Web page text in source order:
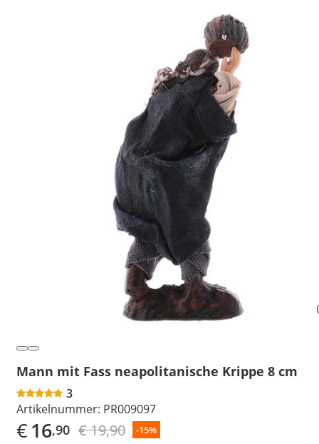
Mann mit Fass neapolitanische Krippe 8 cm
3
Artikelnummer: PR009097
€16,90 € 19,90 -15%